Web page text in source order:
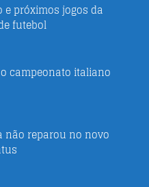
e próximos jogos da
futebol
campeonato italiano
não reparou no novo